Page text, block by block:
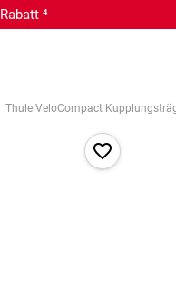
⁴
Thule VeloCompact